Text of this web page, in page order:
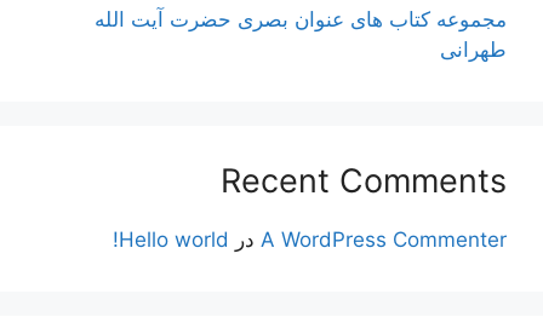
مجموعه کتاب های عنوان بصری حضرت آیت الله
طهرانی
Recent Comments
A WordPress Commenter در Hello world!